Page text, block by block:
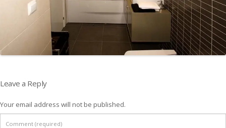
Leave a Reply
Your email address will not be published.